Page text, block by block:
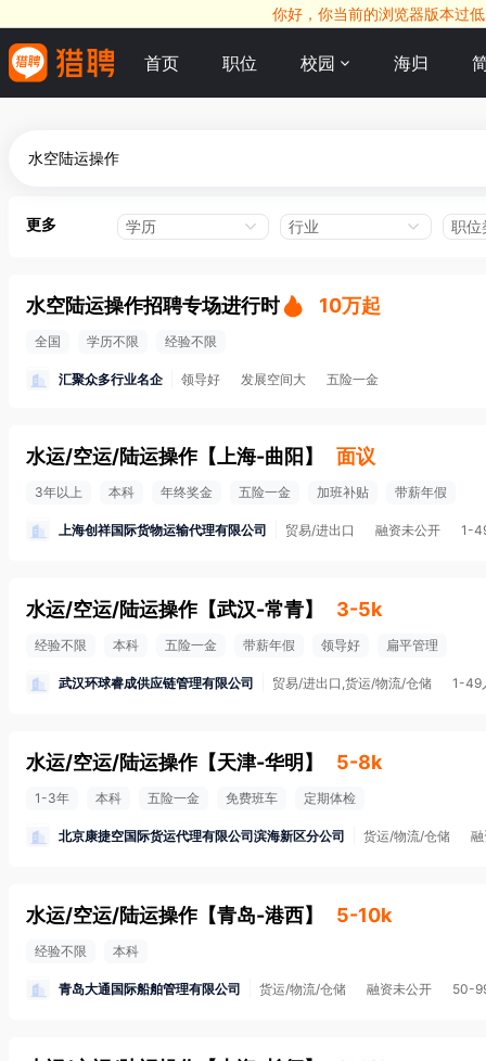
你好，你当前的浏览器版本过
首页 职位 校园 海归
更多 学历 行业 职位
水空陆运操作招聘专场进行时 10万起
全国 学历不限 经验不限
汇聚众多行业名企 领导好 发展空间大 五险一金
水运/空运/陆运操作 【 上海-曲阳 】 面议
3年以上 本科 年终奖金 五险一金 加班补贴 带薪年假
上海创祥国际货物运输代理有限公司 贸易/进出口 融资未公开 1-
水运/空运/陆运操作 【武汉-常青】 3-5k
经验不限 本科 五险一金 带薪年假 领导好 扁平管理
武汉环球睿成供应链管理有限公司 贸易/进出口,货运/物流/仓储 1-49
水运/空运/陆运操作 【天津-华明 】 5-8k
1-3年 本科 五险一金 免费班车 定期体检
北京康捷空国际货运代理有限公司滨海新区分公司 货运/物流/仓储
水运/空运/陆运操作 【青岛-港西】 5-10k
经验不限 本科
青岛大通国际船舶管理有限公司 货运/物流/仓储 融资未公开 50-